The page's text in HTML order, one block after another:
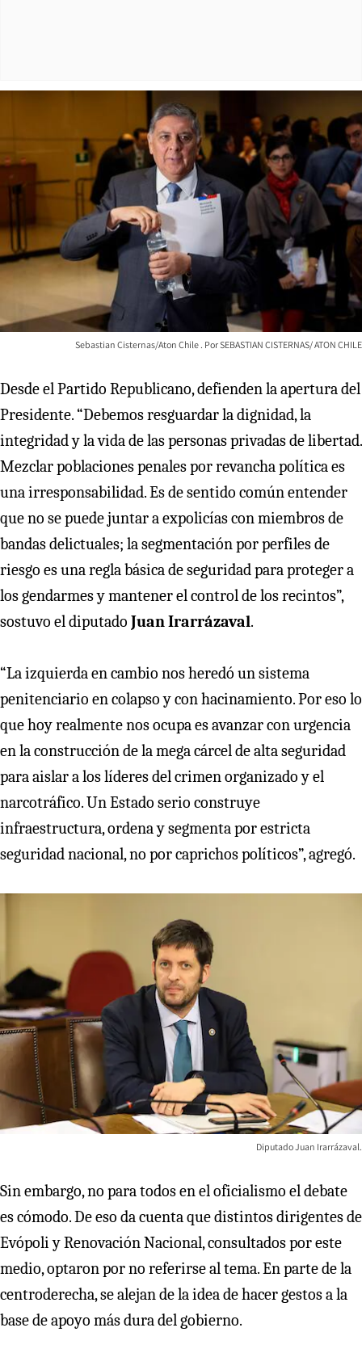
Sebastian Cisternas/Aton Chile SEBASTIAN CISTERNAS/ ATON CHILE
Desde el Partido Republicano, defienden la apertura del
Presidente. “Debemos resguardar la dignidad, la
integridad y la vida de las personas privadas de libertad.
Mezclar poblaciones penales por revancha política es
una irresponsabilidad. Es de sentido común entender
que no se puede juntar a expolicías con miembros de
bandas delictuales; la segmentación por perfiles de
riesgo es una regla básica de seguridad para proteger a
los gendarmes y mantener el control de los recintos”,
sostuvo el diputado Juan Irarrázaval.
“La izquierda en cambio nos heredó un sistema
penitenciario en colapso y con hacinamiento. Por eso lo
que hoy realmente nos ocupa es avanzar con urgencia
en la construcción de la mega cárcel de alta seguridad
para aislar a los líderes del crimen organizado y el
narcotráfico. Un Estado serio construye
infraestructura, ordena y segmenta por estricta
seguridad nacional, no por caprichos políticos”, agregó.
Diputado Juan Irarrázaval.
Sin embargo, no para todos en el oficialismo el debate
es cómodo. De eso da cuenta que distintos dirigentes de
Evópoli y Renovación Nacional, consultados por este
medio, optaron por no referirse al tema. En parte de la
centroderecha, se alejan de la idea de hacer gestos a la
base de apoyo más dura del gobierno.